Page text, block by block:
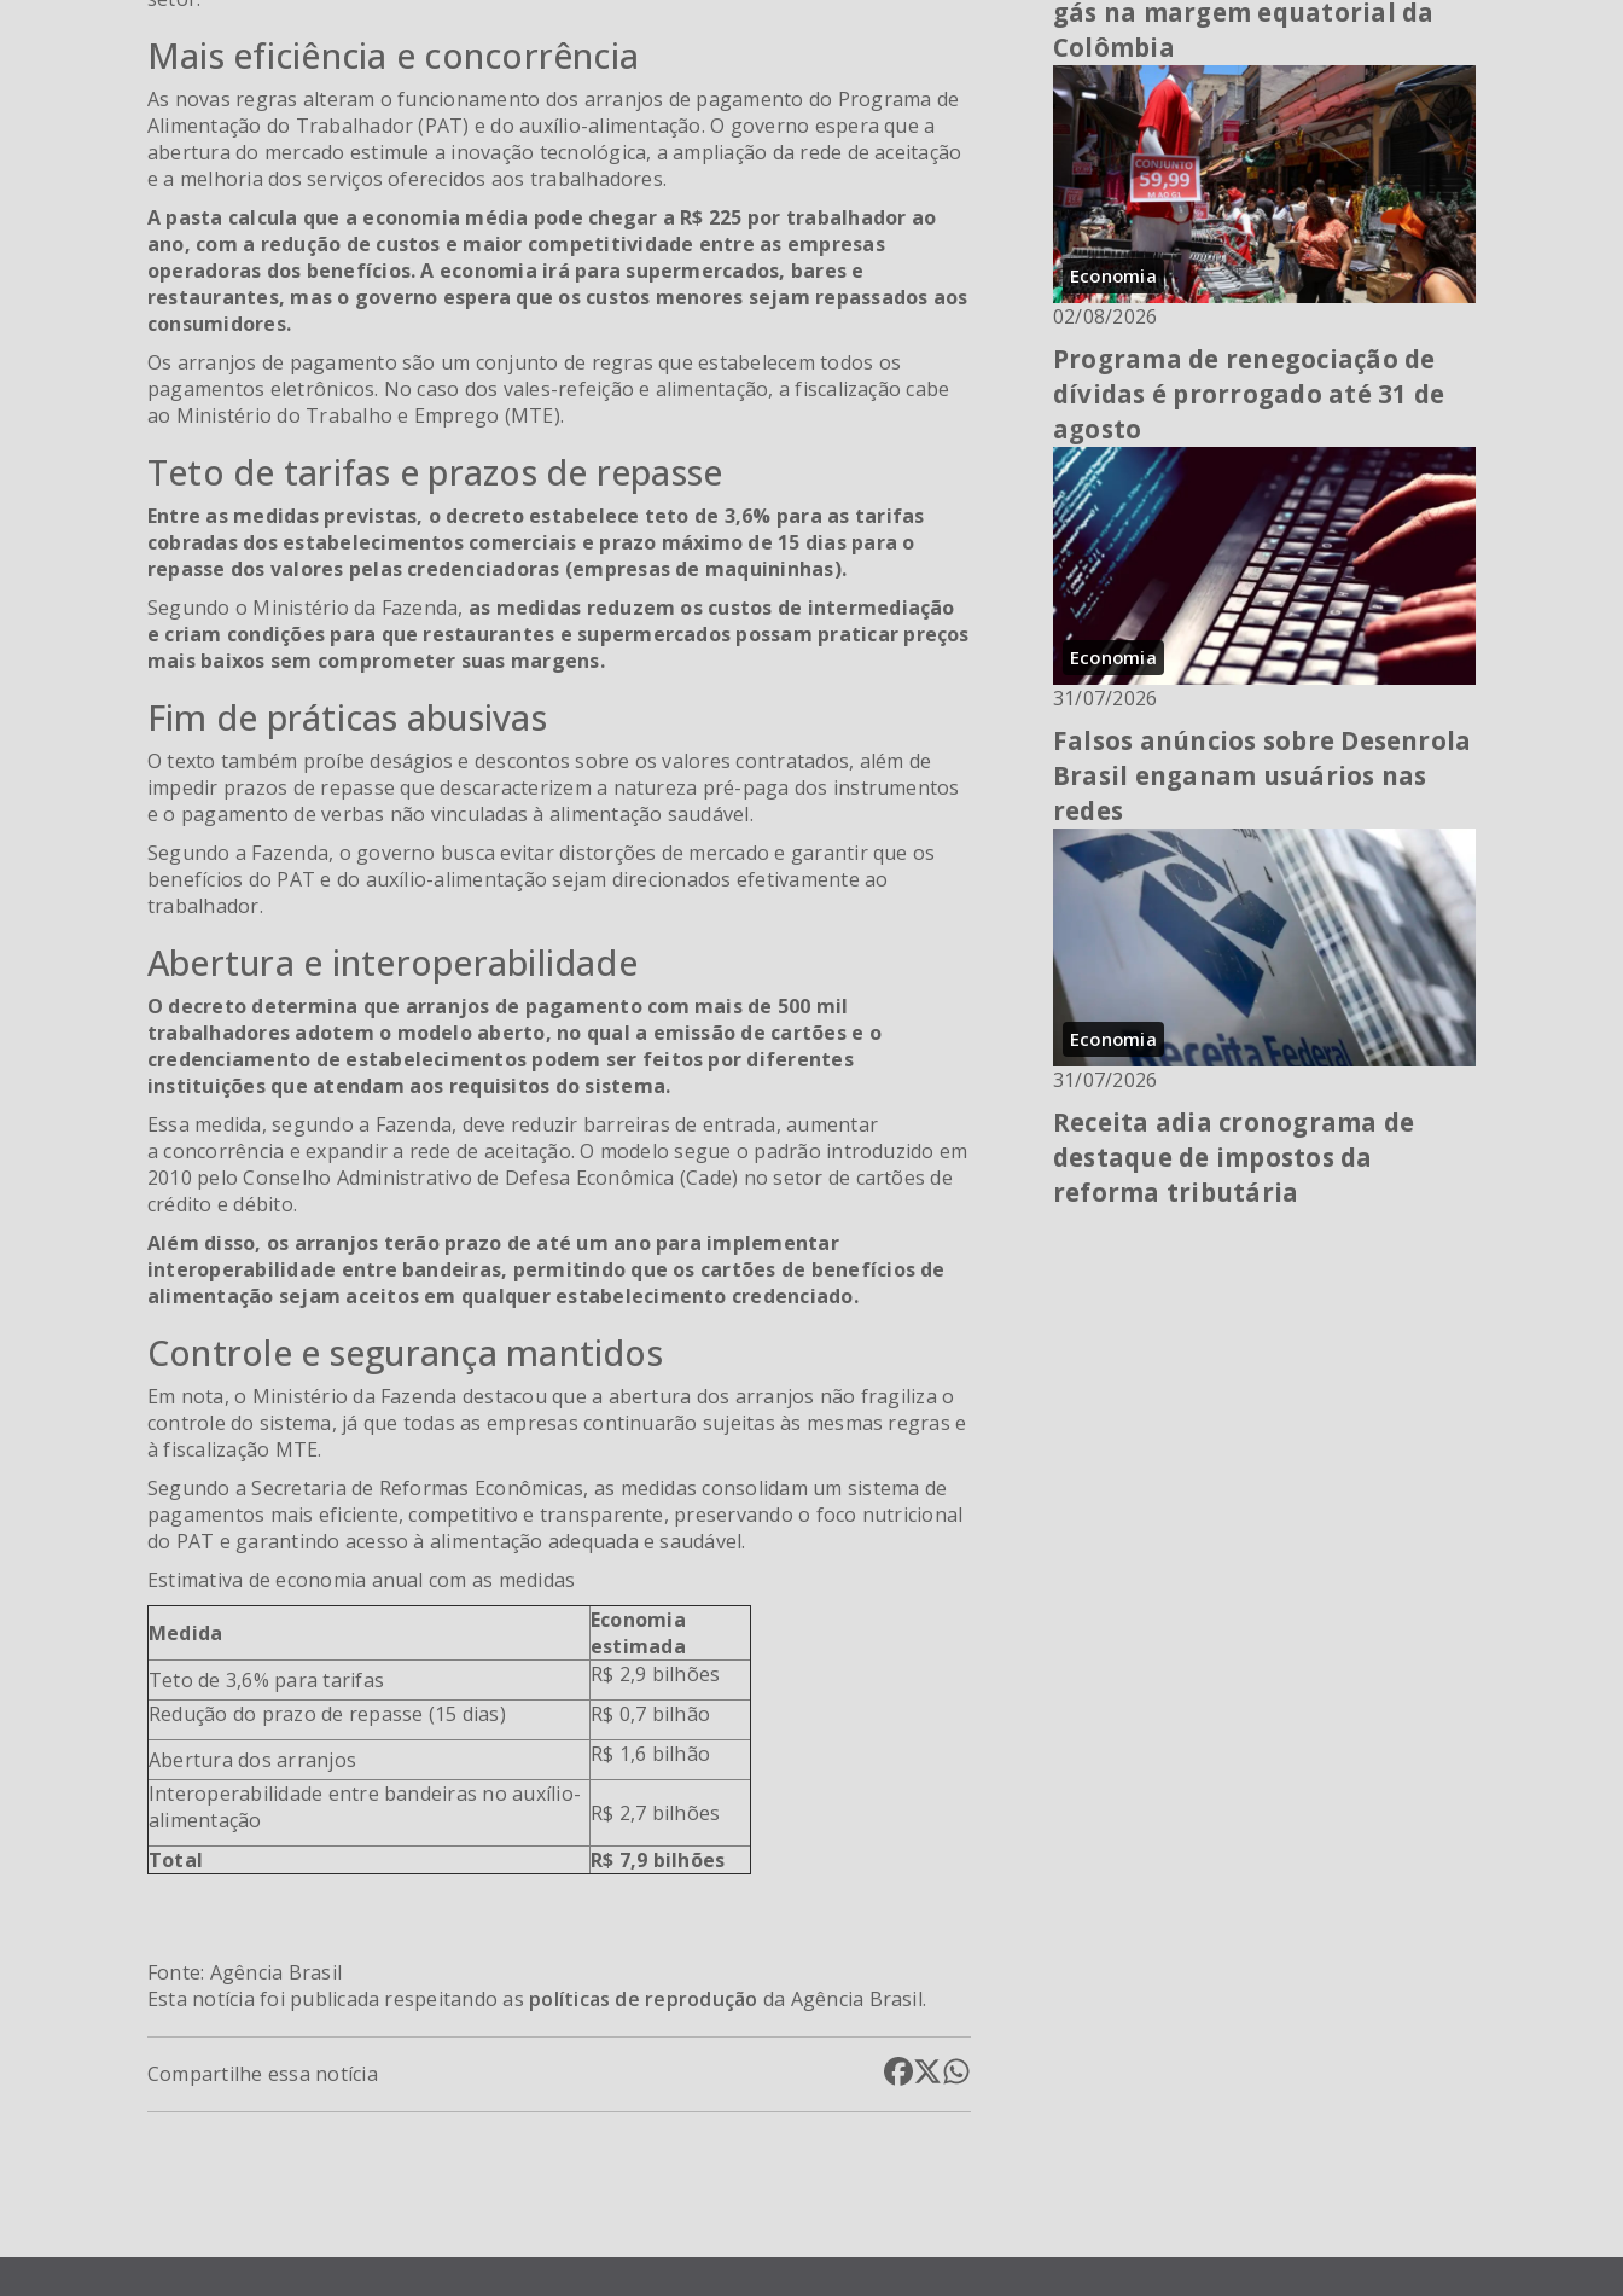
Mais eficiência e concorrência
As novas regras alteram o funcionamento dos arranjos de pagamento do Programa de
Alimentação do Trabalhador (PAT) e do auxílio-alimentação. O governo espera que a
abertura do mercado estimule a inovação tecnológica, a ampliação da rede de aceitação
e a melhoria dos serviços oferecidos aos trabalhadores.
A pasta calcula que a economia média pode chegar a R$ 225 por trabalhador ao
ano, com a redução de custos e maior competitividade entre as empresas
operadoras dos benefícios. A economia irá para supermercados, bares e
restaurantes, mas o governo espera que os custos menores sejam repassados aos
consumidores.
Os arranjos de pagamento são um conjunto de regras que estabelecem todos os
pagamentos eletrônicos. No caso dos vales-refeição e alimentação, a fiscalização cabe
ao Ministério do Trabalho e Emprego (MTE).
Teto de tarifas e prazos de repasse
Entre as medidas previstas, o decreto estabelece teto de 3,6% para as tarifas
cobradas dos estabelecimentos comerciais e prazo máximo de 15 dias para o
repasse dos valores pelas credenciadoras (empresas de maquininhas).
Segundo o Ministério da Fazenda, as medidas reduzem os custos de intermediação
e criam condições para que restaurantes e supermercados possam praticar preços
mais baixos sem comprometer suas margens.
Fim de práticas abusivas
O texto também proíbe deságios e descontos sobre os valores contratados, além de
impedir prazos de repasse que descaracterizem a natureza pré-paga dos instrumentos
e o pagamento de verbas não vinculadas à alimentação saudável.
Segundo a Fazenda, o governo busca evitar distorções de mercado e garantir que os
benefícios do PAT e do auxílio-alimentação sejam direcionados efetivamente ao
trabalhador.
Abertura e interoperabilidade
O decreto determina que arranjos de pagamento com mais de 500 mil
trabalhadores adotem o modelo aberto, no qual a emissão de cartões e o
credenciamento de estabelecimentos podem ser feitos por diferentes
instituições que atendam aos requisitos do sistema.
Essa medida, segundo a Fazenda, deve reduzir barreiras de entrada, aumentar
a concorrência e expandir a rede de aceitação. O modelo segue o padrão introduzido em
2010 pelo Conselho Administrativo de Defesa Econômica (Cade) no setor de cartões de
crédito e débito.
Além disso, os arranjos terão prazo de até um ano para implementar
interoperabilidade entre bandeiras, permitindo que os cartões de benefícios de
alimentação sejam aceitos em qualquer estabelecimento credenciado.
Controle e segurança mantidos
Em nota, o Ministério da Fazenda destacou que a abertura dos arranjos não fragiliza o
controle do sistema, já que todas as empresas continuarão sujeitas às mesmas regras e
à fiscalização MTE.
Segundo a Secretaria de Reformas Econômicas, as medidas consolidam um sistema de
pagamentos mais eficiente, competitivo e transparente, preservando o foco nutricional
do PAT e garantindo acesso à alimentação adequada e saudável.
Estimativa de economia anual com as medidas
Medida
Economia
estimada
Teto de 3,6% para tarifas
R$ 2,9 bilhões
Redução do prazo de repasse (15 dias)
R$ 0,7 bilhão
Abertura dos arranjos
R$ 1,6 bilhão
Interoperabilidade entre bandeiras no auxílio-
alimentação
R$ 2,7 bilhões
Total
R$ 7,9 bilhões
Fonte: Agência Brasil
Esta notícia foi publicada respeitando as políticas de reprodução da Agência Brasil.
Compartilhe essa notícia
gás na margem equatorial da
Colômbia
Economia
02/08/2026
Programa de renegociação de
dívidas é prorrogado até 31 de
agosto
Economia
31/07/2026
Falsos anúncios sobre Desenrola
Brasil enganam usuários nas
redes
Economia
31/07/2026
Receita adia cronograma de
destaque de impostos da
reforma tributária